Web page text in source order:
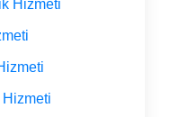
Hizmeti